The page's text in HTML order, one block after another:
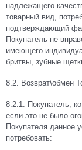
надлежащего
товарный вид,
подтверждающий
Покупатель не
имеющего
бритвы, зубные
8.2. Возврат\обмен
8.2.1. Покупатель,
если это не было
Покупателя данное
потребовать: